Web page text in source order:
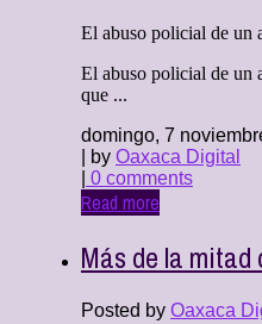
El abuso policial de un
El abuso policial de un
que ...
domingo, 7
| by Oaxaca Digital
0 comments
Read more
Más de la mitad
Posted by Oaxaca